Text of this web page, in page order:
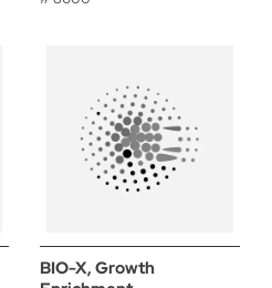
BIO-X, Growth